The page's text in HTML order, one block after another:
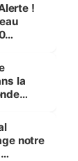
!
la
notre